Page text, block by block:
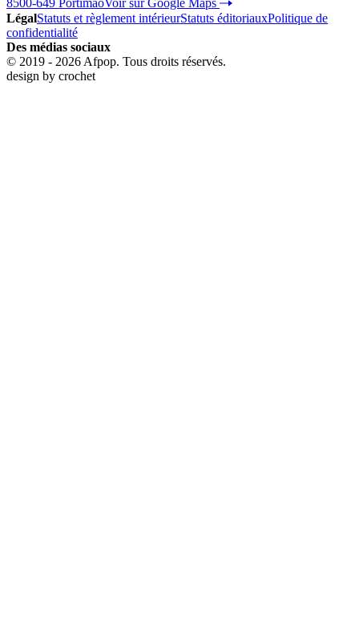
8500-649 PortimãoVoir sur Google Maps
LégalStatuts et règlement intérieurStatuts éditoriauxPolitique de
confidentialité
Des médias sociaux
© 2019 - 2026 Afpop. Tous droits réservés.
design by crochet